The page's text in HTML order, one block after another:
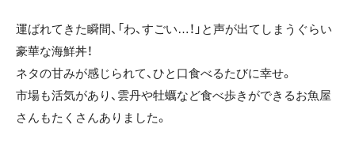
運ばれてきた瞬間、 「わ、すごい…！」と声が出てしまうぐらい
豪華な海鮮丼！
ネタの甘みが感じられて、ひと口食べるたびに幸せ。
市場も活気があり、雲丹や牡蠣など食べ歩きができるお魚屋
さんもたくさんありました。